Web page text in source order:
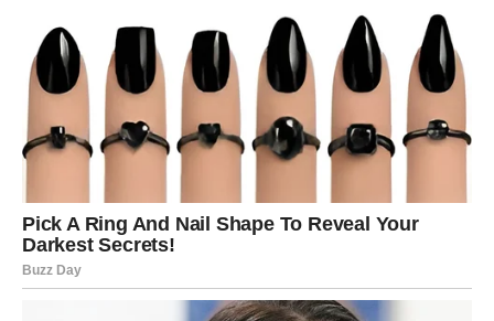
kako bi zobene pahuljice upile vlagu i nabubrile.
Korak 3: Oblikovanje i prženje
Kada smesa odstoji, oblikujte male ćufte rukama.
Svaku ćuftu uvaljajte u
koricu.
U tiganju zagrejte maslinovo ulje i pržite ćufte
minuta sa svake strane